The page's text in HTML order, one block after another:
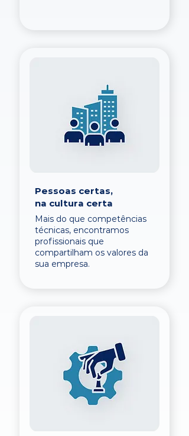
Pessoas certas,
na cultura certa
Mais do que competências
técnicas, encontramos
profissionais que
compartilham os valores da
sua empresa.